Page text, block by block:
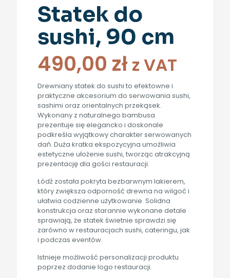
Statek do
sushi, 90 cm
490,00 zł z VAT
Drewniany statek do sushi to efektowne i
praktyczne akcesorium do serwowania sushi,
sashimi oraz orientalnych przekąsek.
Wykonany z naturalnego bambusa
prezentuje się elegancko i doskonale
podkreśla wyjątkowy charakter serwowanych
dań. Duża kratka ekspozycyjna umożliwia
estetyczne ułożenie sushi, tworząc atrakcyjną
prezentację dla gości restauracji.
Łódź została pokryta bezbarwnym lakierem,
który zwiększa odporność drewna na wilgoć i
ułatwia codzienne użytkowanie. Solidna
konstrukcja oraz starannie wykonane detale
sprawiają, że statek świetnie sprawdzi się
zarówno w restauracjach sushi, cateringu, jak
i podczas eventów.
Istnieje możliwość personalizacji produktu
poprzez dodanie logo restauracji.